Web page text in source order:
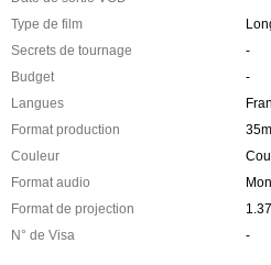
Type de film
Secrets de tournage
-
Budget
-
Langues
Format production
Couleur
Format audio
Format de projection
N° de Visa
-